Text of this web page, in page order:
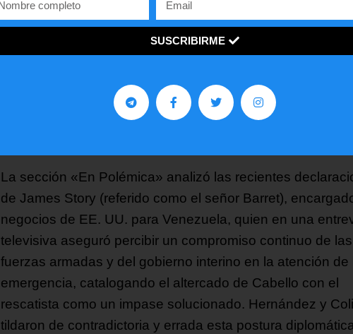
televisado para agradecerles públicamente. Se critica
severamente lo que consideraron un «show mediático»
restó minutos vitales a la búsqueda de sobrevivientes
escombros, un comportamiento que, según afirmaron,
ha sido replicado en menor gravedad por influencers,
activistas y políticos locales que buscan beneficiar su
La sección «En Polémica» analizó las recientes
de James Story (referido como el señor Barret),
negocios de EE. UU. para Venezuela, quien en una
televisiva aseguró percibir un compromiso continuo de las
fuerzas armadas y del gobierno interino en la atención de
emergencia, catalogando el altercado de Cabello con el
rescatista como un impase solucionado. Hernández y
tildaron de contradictoria y errada esta postura
SUSCRIBIRME